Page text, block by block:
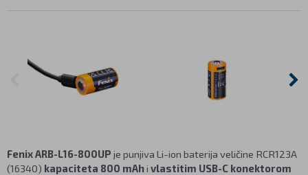
Fenix ARB-L16-800UP je punjiva Li-ion baterija veličine RCR123A
(16340) kapaciteta 800 mAhi vlastitim USB-C konektorom